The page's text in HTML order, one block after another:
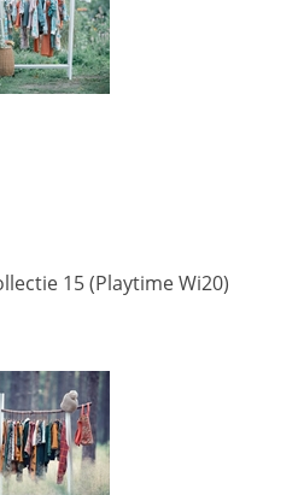
15 (Playtime Wi20)